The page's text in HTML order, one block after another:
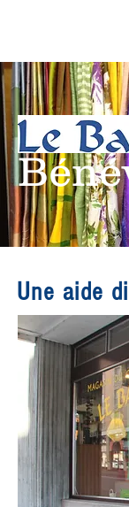
Une aide